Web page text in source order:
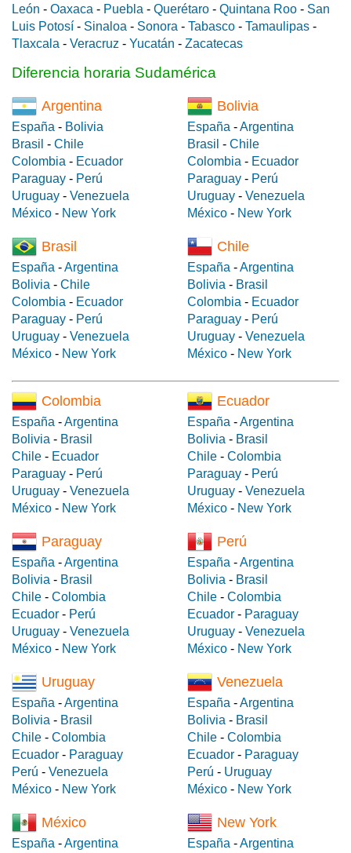
León - Oaxaca - Puebla - Querétaro - Quintana Roo - San
Luis Potosí - Sinaloa - Sonora - Tabasco - Tamaulipas -
Tlaxcala - Veracruz - Yucatán - Zacatecas
Diferencia horaria Sudamérica
Argentina
España - Bolivia
Brasil - Chile
Colombia - Ecuador
Paraguay - Perú
Uruguay - Venezuela
México - New York
Bolivia
España -Argentina
Brasil - Chile
Colombia - Ecuador
Paraguay - Perú
Uruguay - Venezuela
México - New York
Brasil
España -Argentina
Bolivia - Chile
Colombia - Ecuador
Paraguay - Perú
Uruguay - Venezuela
México - New York
Chile
España -Argentina
Bolivia - Brasil
Colombia - Ecuador
Paraguay - Perú
Uruguay - Venezuela
México - New York
Colombia
España -Argentina
Bolivia - Brasil
Chile - Ecuador
Paraguay - Perú
Uruguay - Venezuela
México - New York
Ecuador
España -Argentina
Bolivia - Brasil
Chile - Colombia
Paraguay - Perú
Uruguay - Venezuela
México - New York
Paraguay
España -Argentina
Bolivia - Brasil
Chile - Colombia
Ecuador - Perú
Uruguay - Venezuela
México - New York
Perú
España -Argentina
Bolivia - Brasil
Chile - Colombia
Ecuador - Paraguay
Uruguay - Venezuela
México - New York
Uruguay
España -Argentina
Bolivia - Brasil
Chile - Colombia
Ecuador - Paraguay
Perú - Venezuela
México - New York
Venezuela
España -Argentina
Bolivia - Brasil
Chile - Colombia
Ecuador - Paraguay
Perú - Uruguay
México - New York
México
España -Argentina
New York
España -Argentina